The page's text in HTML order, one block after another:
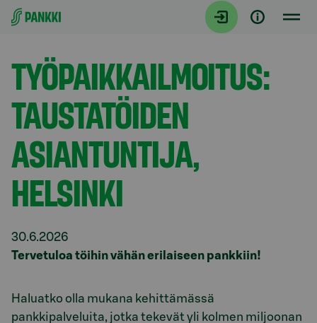
Siirry suoraan sisältöön
Tiedotteet
TYÖPAIKKAILMOITUS:
TAUSTATÖIDEN
ASIANTUNTIJA,
HELSINKI
30.6.2026
Tervetuloa töihin vähän erilaiseen pankkiin!
Haluatko olla mukana kehittämässä
pankkipalveluita, jotka tekevät yli kolmen miljoonan